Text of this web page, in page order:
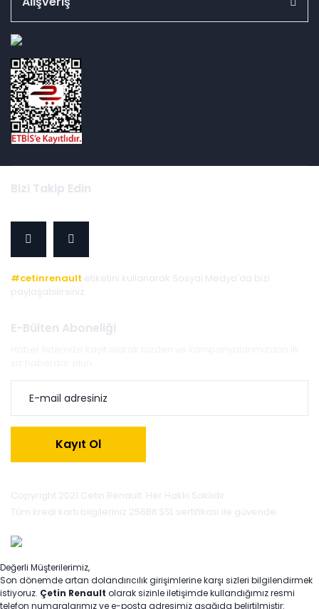
Bizi Takip Edin
#cetinrenault etiketini kullanarak Sosyal Medya'da bizi
paylaşabilirsiniz.
E-Bülten Aboneliği
Kayıt Ol
Copyright 2021 Cetin Renault. Her Hakkı Saklıdır.
Tüm kredi kartı bilgileriniz 256Bit SSL sertifikası ile güvende.
Değerli Müşterilerimiz,
Son dönemde artan dolandırıcılık girişimlerine karşı sizleri bilgilendirmek
istiyoruz. Çetin Renault olarak sizinle iletişimde kullandığımız resmi
telefon numaralarımız ve e-posta adresimiz aşağıda belirtilmiştir: